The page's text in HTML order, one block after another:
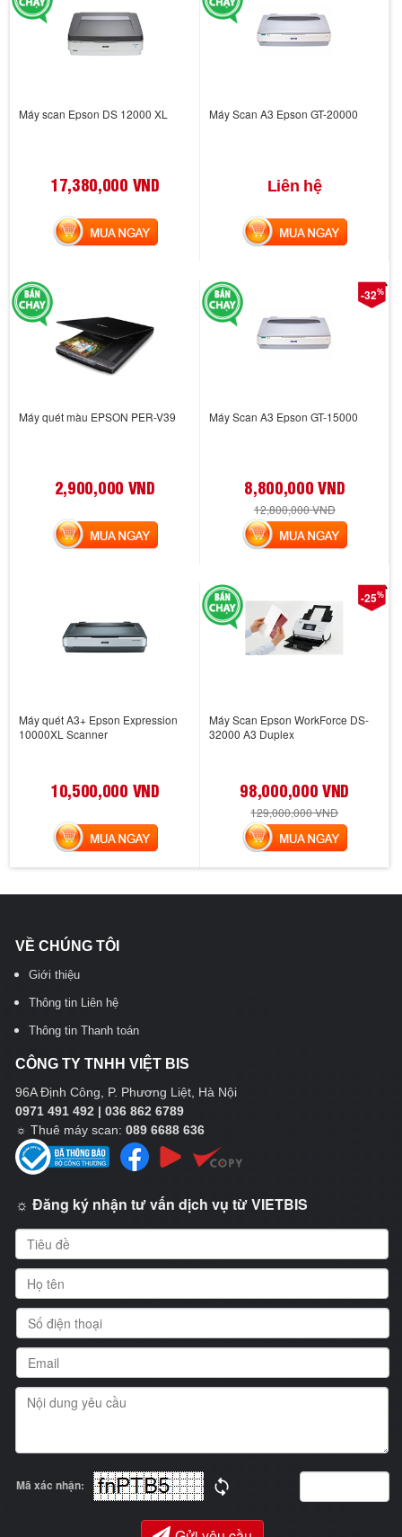
Máy scan Epson DS 12000 XL
17,380,000 VND
MUA NGAY
Máy Scan A3 Epson GT-20000
Liên hệ
MUA NGAY
Máy quét màu EPSON PER-V39
2,900,000 VND
MUA NGAY
-32%
Máy Scan A3 Epson GT-15000
8,800,000 VND
12,800,000 VND
MUA NGAY
Máy quét A3+ Epson Expression
10000XL Scanner
10,500,000 VND
MUA NGAY
-25%
Máy Scan Epson WorkForce DS-
32000 A3 Duplex
98,000,000 VND
129,000,000 VND
MUA NGAY
VỀ CHÚNG TÔI
Giới thiệu
Thông tin Liên hệ
Thông tin Thanh toán
CÔNG TY TNHH VIỆT BIS
96A Định Công, P. Phương Liệt, Hà Nội
0971 491 492 | 036 862 6789
☼ Thuê máy scan: 089 6688 636
☼ Đăng ký nhận tư vấn dịch vụ từ VIETBIS
Mã xác nhận: